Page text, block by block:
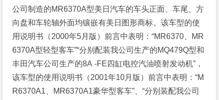
公司制造的MR6370A型美日汽车的车头正面、车尾、方
向盘和车轮轴外面均镶嵌有美日图形商标。该车型的使
用说明书（2000年5月版）前言中表明：“MR6370、MR
6370A型轻型客车”“分别配装我公司生产的MQ479Q型和
丰田汽车公司生产的8A -FE四缸电控汽油喷射发动机”，
该车型的使用说明书（2001年10月版）前言中表明：“M
R6370A1、MR6370A1豪华型客车”、“分别装配我公司